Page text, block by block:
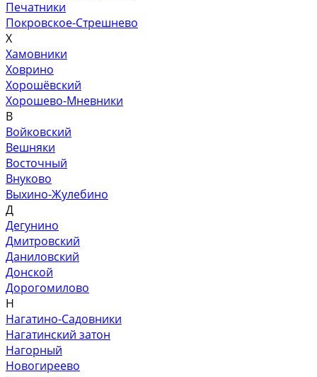
Печатники
Покровское-Стрешнево
Х
Хамовники
Ховрино
Хорошёвский
Хорошево-Мневники
В
Войковский
Вешняки
Восточный
Внуково
Выхино-Жулебино
Д
Дегунино
Дмитровский
Даниловский
Донской
Дорогомилово
Н
Нагатино-Садовники
Нагатинский затон
Нагорный
Новогиреево